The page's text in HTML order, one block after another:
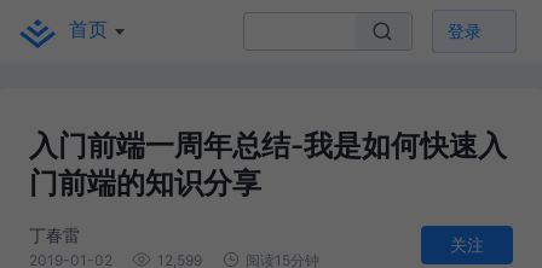
首页 登录
入门前端一周年总结-我是如何快速入
门前端的知识分享
丁春雷
2019-01-02 12,599 阅读15分钟
关注